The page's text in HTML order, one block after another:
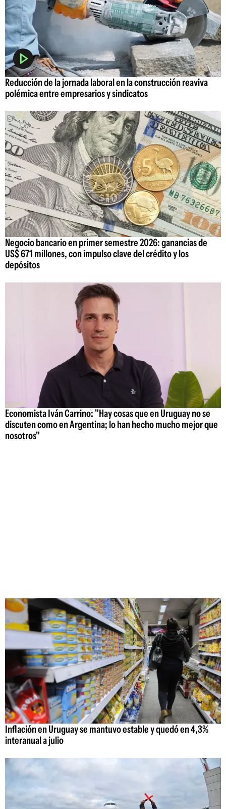
Reducción de la jornada laboral en la construcción reaviva
polémica entre empresarios y sindicatos
Negocio bancario en primer semestre 2026: ganancias de
US$ 671 millones, con impulso clave del crédito y los
depósitos
Economista Iván Carrino: "Hay cosas que en Uruguay no se
discuten como en Argentina; lo han hecho mucho mejor que
nosotros"
Inflación en Uruguay se mantuvo estable y quedó en 4,3%
interanual a julio